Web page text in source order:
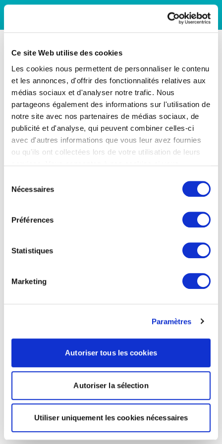
Ce site Web utilise des cookies
Les cookies nous permettent de personnaliser le contenu
et les annonces, d'offrir des fonctionnalités relatives aux
médias sociaux et d'analyser notre trafic. Nous
partageons également des informations sur l'utilisation de
notre site avec nos partenaires de médias sociaux, de
publicité et d'analyse, qui peuvent combiner celles-ci
avec d'autres informations que vous leur avez fournies
ou qu'ils ont collectées lors de votre utilisation de leurs
Nécessaires
Préférences
Statistiques
Marketing
Paramètres
Autoriser tous les cookies
Autoriser la sélection
Utiliser uniquement les cookies nécessaires